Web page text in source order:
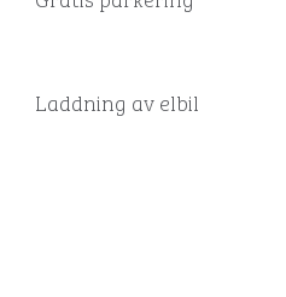
Laddning av elbil